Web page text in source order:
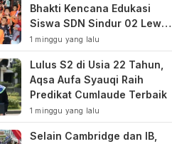
Bhakti Kencana Edukasi
Siswa SDN Sindur 02 Lewat
Program SIGERCEP
1 minggu yang lalu
Lulus S2 di Usia 22 Tahun,
Aqsa Aufa Syauqi Raih
Predikat Cumlaude Terbaik
1 minggu yang lalu
Selain Cambridge dan IB,